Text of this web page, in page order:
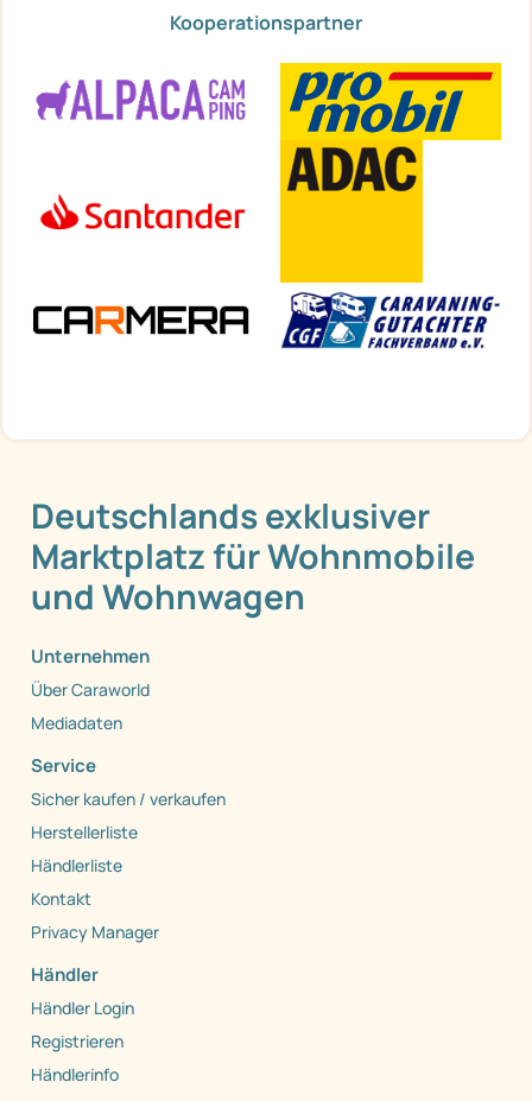
Kooperationspartner
Deutschlands exklusiver
Marktplatz für Wohnmobile
und Wohnwagen
Unternehmen
Über Caraworld
Mediadaten
Service
Sicher kaufen / verkaufen
Herstellerliste
Händlerliste
Kontakt
Privacy Manager
Händler
Händler Login
Registrieren
Händlerinfo